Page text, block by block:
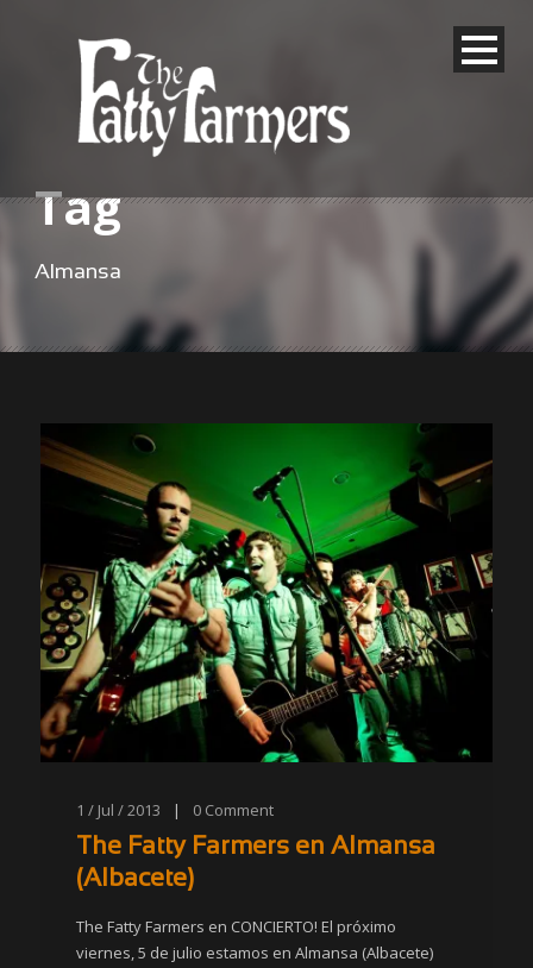
Tag
Almansa
1 / Jul / 2013 | 0 Comment
The Fatty Farmers en Almansa
(Albacete)
The Fatty Farmers en CONCIERTO! El próximo
viernes, 5 de julio estamos en Almansa (Albacete)